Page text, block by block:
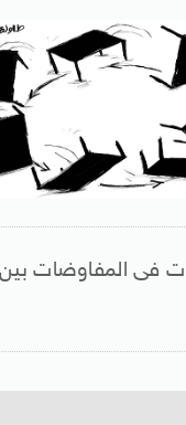
فى المفاوضات بين